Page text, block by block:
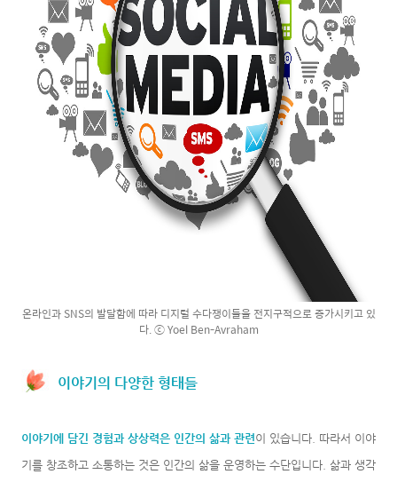
온라인과 SNS의 발달함에 따라 디지털 수다쟁이들을 전지구적으로 증가시키고 있
다. ⓒ Yoel Ben-Avraham
이야기의 다양한 형태들
이야기에 담긴 경험과 상상력은 인간의 삶과 관련이 있습니다. 따라서 이야
기를 창조하고 소통하는 것은 인간의 삶을 운영하는 수단입니다. 삶과 생각